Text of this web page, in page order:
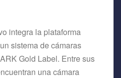
integra la plataforma
sistema de cámaras
Gold Label. Entre sus
una cámara